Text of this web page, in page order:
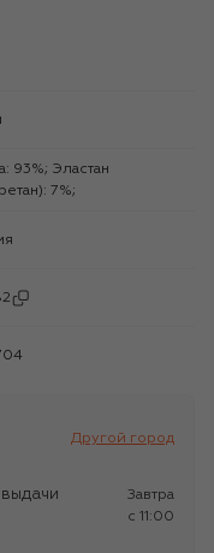
7%;
Другой город
Завтра
c 11:00